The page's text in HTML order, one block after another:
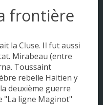
frontière
la Cluse. Il fut aussi
Mirabeau (entre
Toussaint
rebelle Haitien y
deuxième guerre
"La ligne Maginot"